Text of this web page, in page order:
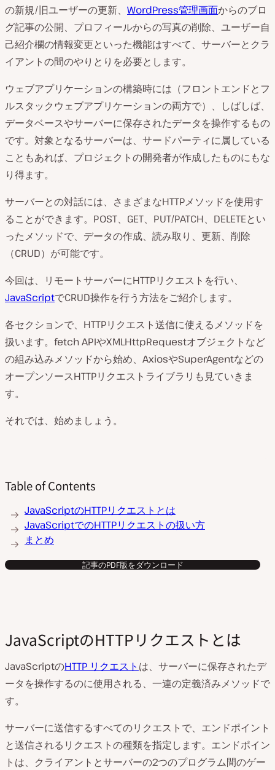
の新規/旧ユーザーの更新、 WordPress管理画面からのブロ
グ記事の公開、プロフィールからの写真の削除、ユーザー自
己紹介欄の情報変更といった機能はすべて、サーバーとクラ
イアントの間のやりとりを必要とします。
ウェブアプリケーションの構築時には（フロントエンドとフ
ルスタックウェブアプリケーションの両方で）、しばしば、
データベースやサーバーに保存されたデータを操作するもの
です。対象となるサーバーは、サードパーティに属している
こともあれば、プロジェクトの開発者が作成したものにもな
り得ます。
サーバーとの対話には、さまざまなHTTPメソッドを使用す
ることができます。POST、GET、PUT/PATCH、DELETEとい
ったメソッドで、データの作成、読み取り、更新、削除
（CRUD）が可能です。
今回は、リモートサーバーにHTTPリクエストを行い、
JavaScriptでCRUD操作を行う方法をご紹介します。
各セクションで、HTTPリクエスト送信に使えるメソッドを
扱います。fetch APIやXMLHttpRequestオブジェクトなど
の組み込みメソッドから始め、AxiosやSuperAgentなどの
オープンソースHTTPリクエストライブラリも見ていきま
す。
それでは、始めましょう。
Table of Contents
JavaScriptのHTTPリクエストとは
JavaScriptでのHTTPリクエストの扱い方
まとめ
記事のPDF版をダウンロード
JavaScriptのHTTPリクエストとは
JavaScriptのHTTP リクエスト は、サーバーに保存されたデ
ータを操作するのに使用される、一連の定義済みメソッドで
す。
サーバーに送信するすべてのリクエストで、エンドポイント
と送信されるリクエストの種類を指定します。エンドポイン
トは、クライアントとサーバーの2つのプログラム間のゲー